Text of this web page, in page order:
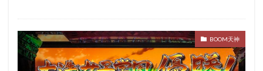
BOOM天神
検索